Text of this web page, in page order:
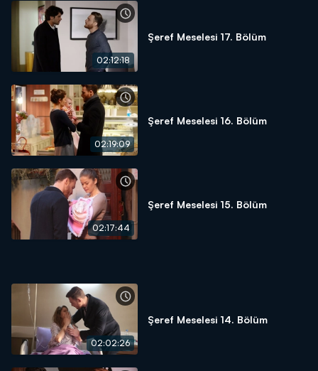
02:12:18
Şeref Meselesi 17. Bölüm
02:19:09
Şeref Meselesi 16. Bölüm
02:17:44
Şeref Meselesi 15. Bölüm
02:02:26
Şeref Meselesi 14. Bölüm